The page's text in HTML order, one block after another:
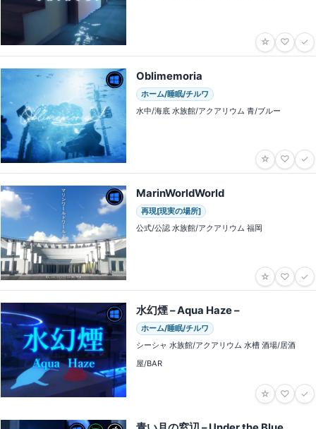
☆ ♡ ✓
Oblimemoria
ホーム/睡眠/チルワ
水中/海底 水族館/アクアリウム 青/ブルー
☆ ♡ ✓
MarinWorldWorld
再現[現実の場所]
公式/公認 水族館/アクアリウム 福岡
☆ ♡ ✓
水幻煙 – Aqua Haze –
ホーム/睡眠/チルワ
シーシャ 水族館/アクアリウム 水槽 酒場/居酒
屋/BAR
☆ ♡ ✓